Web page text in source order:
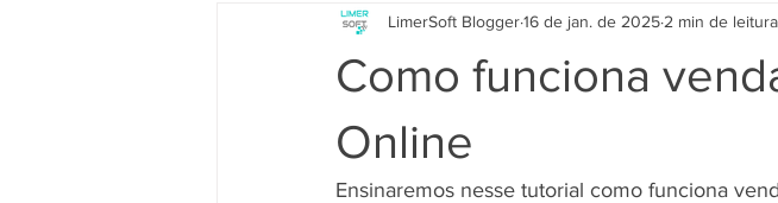
Gerar pedido em pdf
Como funciona
Online
LimerSoft Blogger16 de jan. de 20252 min de leitura
Ensinaremos nesse tutorial como funciona